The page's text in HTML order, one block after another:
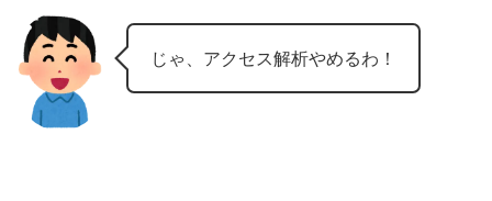
じゃ、アクセス解析やめるわ！